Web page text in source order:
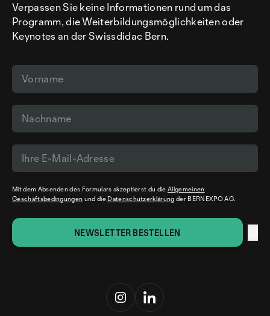
Verpassen Sie keine Informationen rund um das
Programm, die Weiterbildungsmöglichkeiten oder
Keynotes an der Swissdidac Bern.
Mit dem Absenden des Formulars akzeptierst du dieAllgemeinen
Geschäftsbedingungen und die Datenschutzerklärung der BERNEXPO AG.